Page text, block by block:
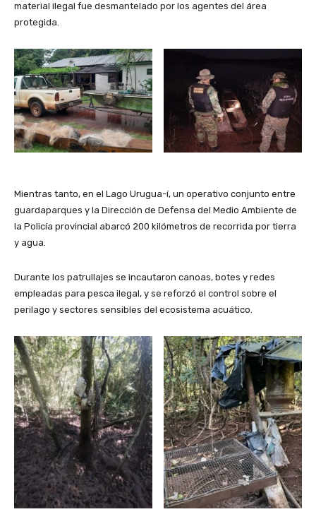
material ilegal fue desmantelado por los agentes del área
protegida.
Mientras tanto, en el Lago Urugua-í, un operativo conjunto entre
guardaparques y la Dirección de Defensa del Medio Ambiente de
la Policía provincial abarcó 200 kilómetros de recorrida por tierra
y agua.
Durante los patrullajes se incautaron canoas, botes y redes
empleadas para pesca ilegal, y se reforzó el control sobre el
perilago y sectores sensibles del ecosistema acuático.